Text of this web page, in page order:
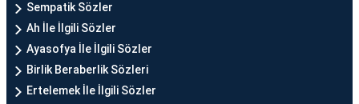
Sempatik Sözler
Ah İle İlgili Sözler
Ayasofya İle İlgili Sözler
Birlik Beraberlik Sözleri
Ertelemek İle İlgili Sözler